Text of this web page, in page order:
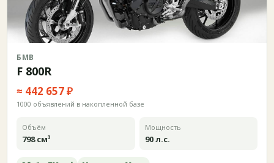
БМВ
F 800R
≈ 442 657 ₽
1000 объявлений в накопленной базе
Объём
798 см³
Мощность
90 л.с.